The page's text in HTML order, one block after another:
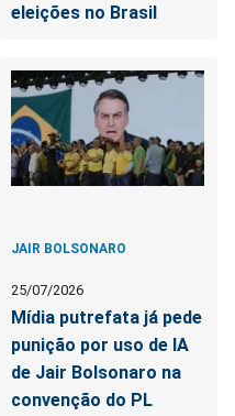
eleições no Brasil
JAIR BOLSONARO
25/07/2026
Mídia putrefata já pede
punição por uso de IA
de Jair Bolsonaro na
convenção do PL